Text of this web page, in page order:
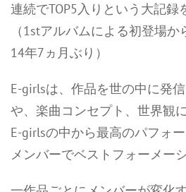
連続でTOP5入りという大記録
（1stアルバムによる初登場か
14年7ヵ月ぶり）
E-girlsは、作品を世の中に発
や、楽曲コンセプト、世界観
E-girlsの中から最高のパフォ
メンバーでベストフォーメー